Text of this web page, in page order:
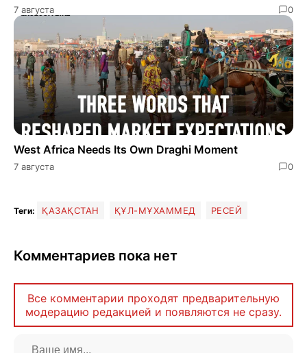
7 августа 0
West Africa Needs Its Own Draghi Moment
7 августа 0
Теги: ҚАЗАҚСТАН ҚҰЛ-МҰХАММЕД РЕСЕЙ
Комментариев пока нет
Все комментарии проходят предварительную
модерацию редакцией и появляются не сразу.